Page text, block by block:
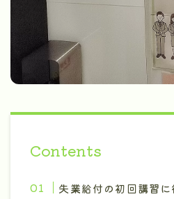
Contents
失業給付の初回講習